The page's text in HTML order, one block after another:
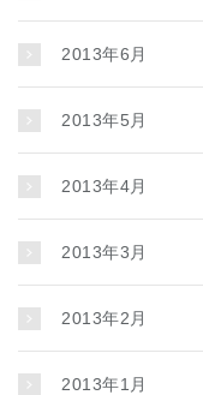
2013年6月
2013年5月
2013年4月
2013年3月
2013年2月
2013年1月